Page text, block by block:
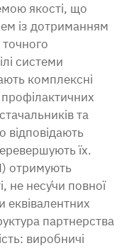
якості, що
із дотриманням
системи
комплексні
та
їх.
отримують
не несу́чи повної
еквівалентних
партнерства
виробничі